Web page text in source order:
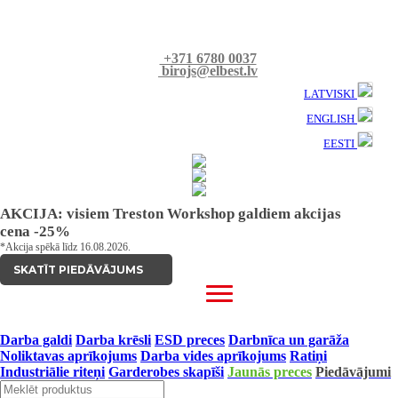
+371 6780 0037
birojs@elbest.lv
LATVISKI
ENGLISH
EESTI
AKCIJA: visiem Treston Workshop galdiem akcijas
cena -25%
*Akcija spēkā līdz 16.08.2026.
SKATĪT PIEDĀVĀJUMS
Darba galdi Darba krēsli ESD preces Darbnīca un garāža
Noliktavas aprīkojums Darba vides aprīkojums Ratiņi
Industriālie riteņi Garderobes skapīši Jaunās preces Piedāvājumi